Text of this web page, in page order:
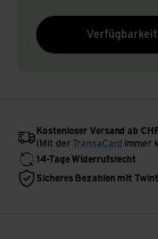
Kostenloser Versand ab
(Mit derTransaCard immer
14-Tage Widerrufsrecht
Sicheres Bezahlen mit